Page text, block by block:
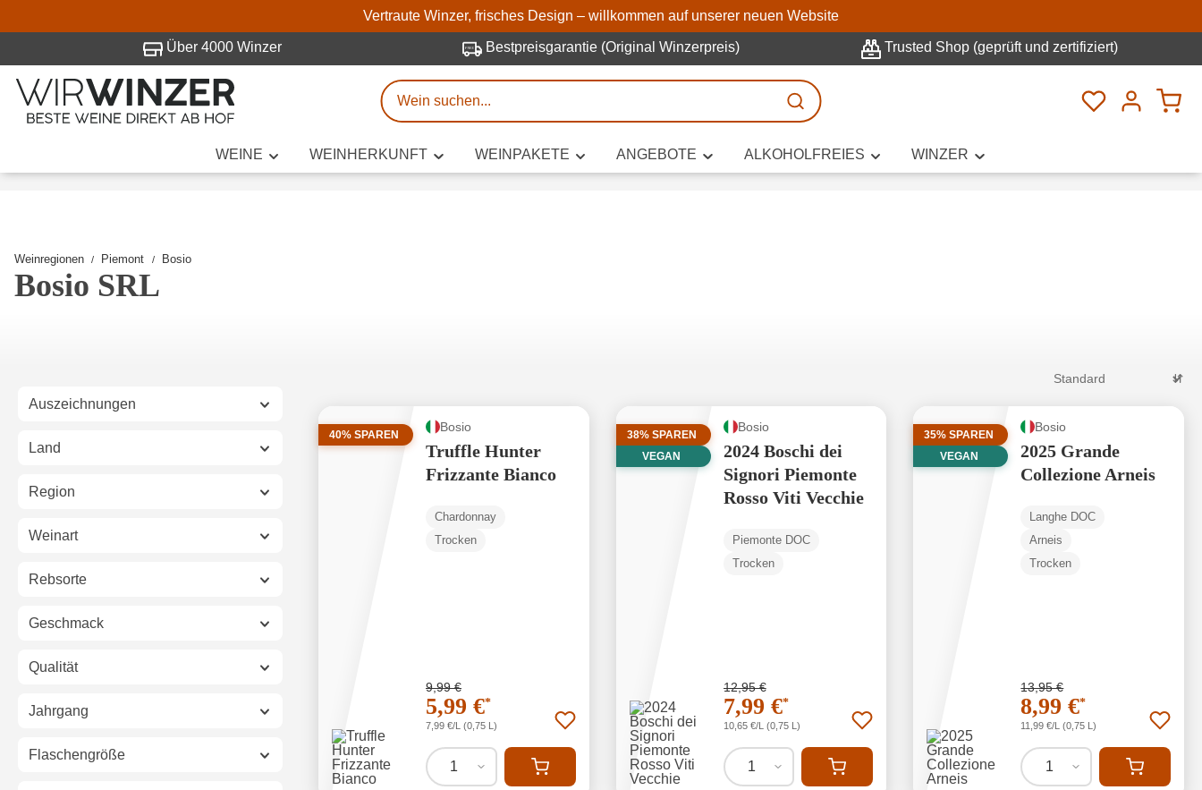
Zum Hauptinhalt springen
Zur Suche springen
Zur Hauptnavigation springen
Vertraute Winzer, frisches Design – willkommen auf unserer neuen Website
Über 4000 Winzer Bestpreisgarantie (Original Winzerpreis) Trusted Shop (geprüft und zertifiziert)
Du hast 0
WEINE WEINHERKUNFT WEINPAKETE ANGEBOTE ALKOHOLFREIES WINZER
Weinregionen Piemont Bosio
Bosio SRL
Auszeichnungen
Land
Region
Weinart
Rebsorte
Geschmack
Qualität
Jahrgang
Flaschengröße
40% SPAREN
Bosio
Truffle Hunter
Frizzante Bianco
Chardonnay
Trocken
9,99 €
5,99 €*
7,99 €/L (0,75 L)
1
38% SPAREN
VEGAN
Bosio
2024 Boschi dei
Signori Piemonte
Rosso Viti Vecchie
Piemonte DOC
Trocken
12,95 €
7,99 €*
10,65 €/L (0,75 L)
1
35% SPAREN
VEGAN
Bosio
2025 Grande
Collezione Arneis
Langhe DOC
Arneis
Trocken
13,95 €
8,99 €*
11,99 €/L (0,75 L)
1
Weinsuche
Mindestens 3 Zeichen eingeben
Erweiterte Suche
bei WirWinzer.